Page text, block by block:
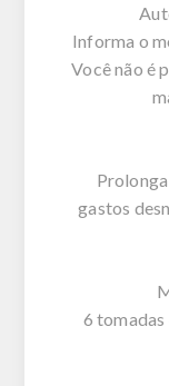
Informa o
Você não é
gastos
6 tomadas